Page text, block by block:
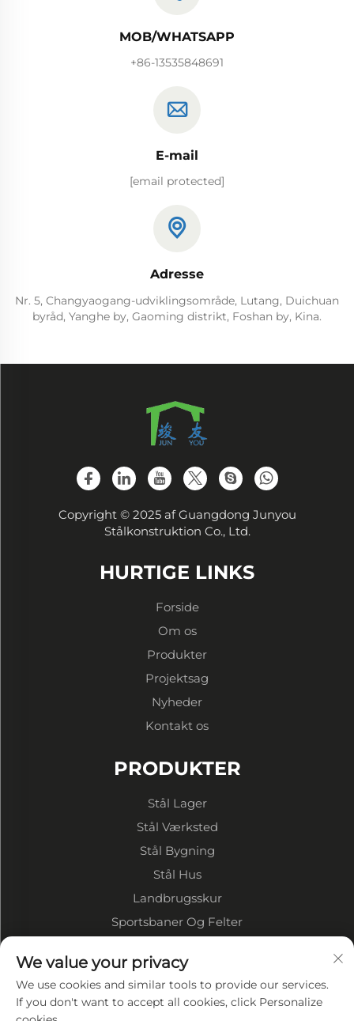
MOB/WHATSAPP
+86-13535848691
E-mail
[email protected]
Adresse
Nr. 5, Changyaogang-udviklingsområde, Lutang, Duichuan
byråd, Yanghe by, Gaoming distrikt, Foshan by, Kina.
Copyright © 2025 af Guangdong Junyou
Stålkonstruktion Co., Ltd.
HURTIGE LINKS
Forside
Om os
Produkter
Projektsag
Nyheder
Kontakt os
PRODUKTER
Stål Lager
Stål Værksted
Stål Bygning
Stål Hus
Landbrugsskur
Sportsbaner Og Felter
OM VIRKSOMHEDEN
Virksomhedsprofil
We value your privacy
We use cookies and similar tools to provide our services.
If you don't want to accept all cookies, click Personalize